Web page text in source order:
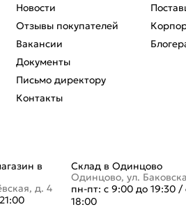
Новости
Отзывы покупателей
Вакансии
Документы
Письмо директору
Контакты
в
д. 4
Склад в Одинцово
Одинцово, ул.
пн-пт: с 9:00 до 19:30 /
18:00